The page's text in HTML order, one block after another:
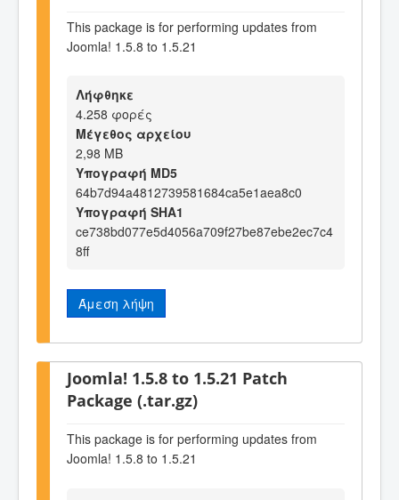
This package is for performing updates from
Joomla! 1.5.8 to 1.5.21
Λήφθηκε
4.258 φορές
Μέγεθος αρχείου
2,98 MB
Υπογραφή MD5
64b7d94a4812739581684ca5e1aea8c0
Υπογραφή SHA1
ce738bd077e5d4056a709f27be87ebe2ec7c4
8ff
Άμεση λήψη
Joomla! 1.5.8 to 1.5.21 Patch
Package (.tar.gz)
This package is for performing updates from
Joomla! 1.5.8 to 1.5.21